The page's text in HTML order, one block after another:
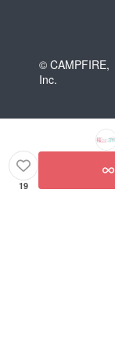
© CAMPFIRE,
Inc.
19